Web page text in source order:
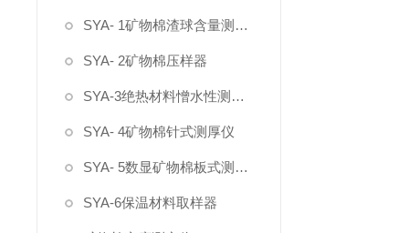
SYA- 1矿物棉渣球含量测定仪
SYA- 2矿物棉压样器
SYA-3绝热材料憎水性测定仪
SYA- 4矿物棉针式测厚仪
SYA- 5数显矿物棉板式测厚仪
SYA-6保温材料取样器